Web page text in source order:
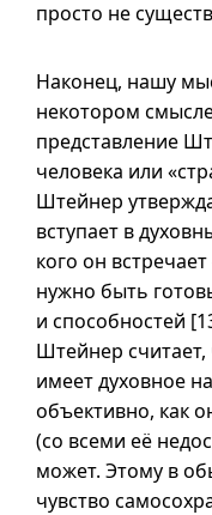
просто не
Наконец, нашу
некотором
представление
человека или
Штейнер
вступает в
кого он
нужно быть
и способностей
Штейнер
имеет духовное
объективно, как
(со всеми её
может. Этому в
чувство